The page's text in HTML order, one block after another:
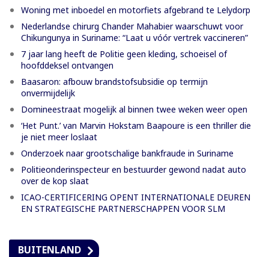
Woning met inboedel en motorfiets afgebrand te Lelydorp
Nederlandse chirurg Chander Mahabier waarschuwt voor
Chikungunya in Suriname: “Laat u vóór vertrek vaccineren”
7 jaar lang heeft de Politie geen kleding, schoeisel of
hoofddeksel ontvangen
Baasaron: afbouw brandstofsubsidie op termijn
onvermijdelijk
Domineestraat mogelijk al binnen twee weken weer open
‘Het Punt.’ van Marvin Hokstam Baapoure is een thriller die
je niet meer loslaat
Onderzoek naar grootschalige bankfraude in Suriname
Politieonderinspecteur en bestuurder gewond nadat auto
over de kop slaat
ICAO-CERTIFICERING OPENT INTERNATIONALE DEUREN
EN STRATEGISCHE PARTNERSCHAPPEN VOOR SLM
BUITENLAND